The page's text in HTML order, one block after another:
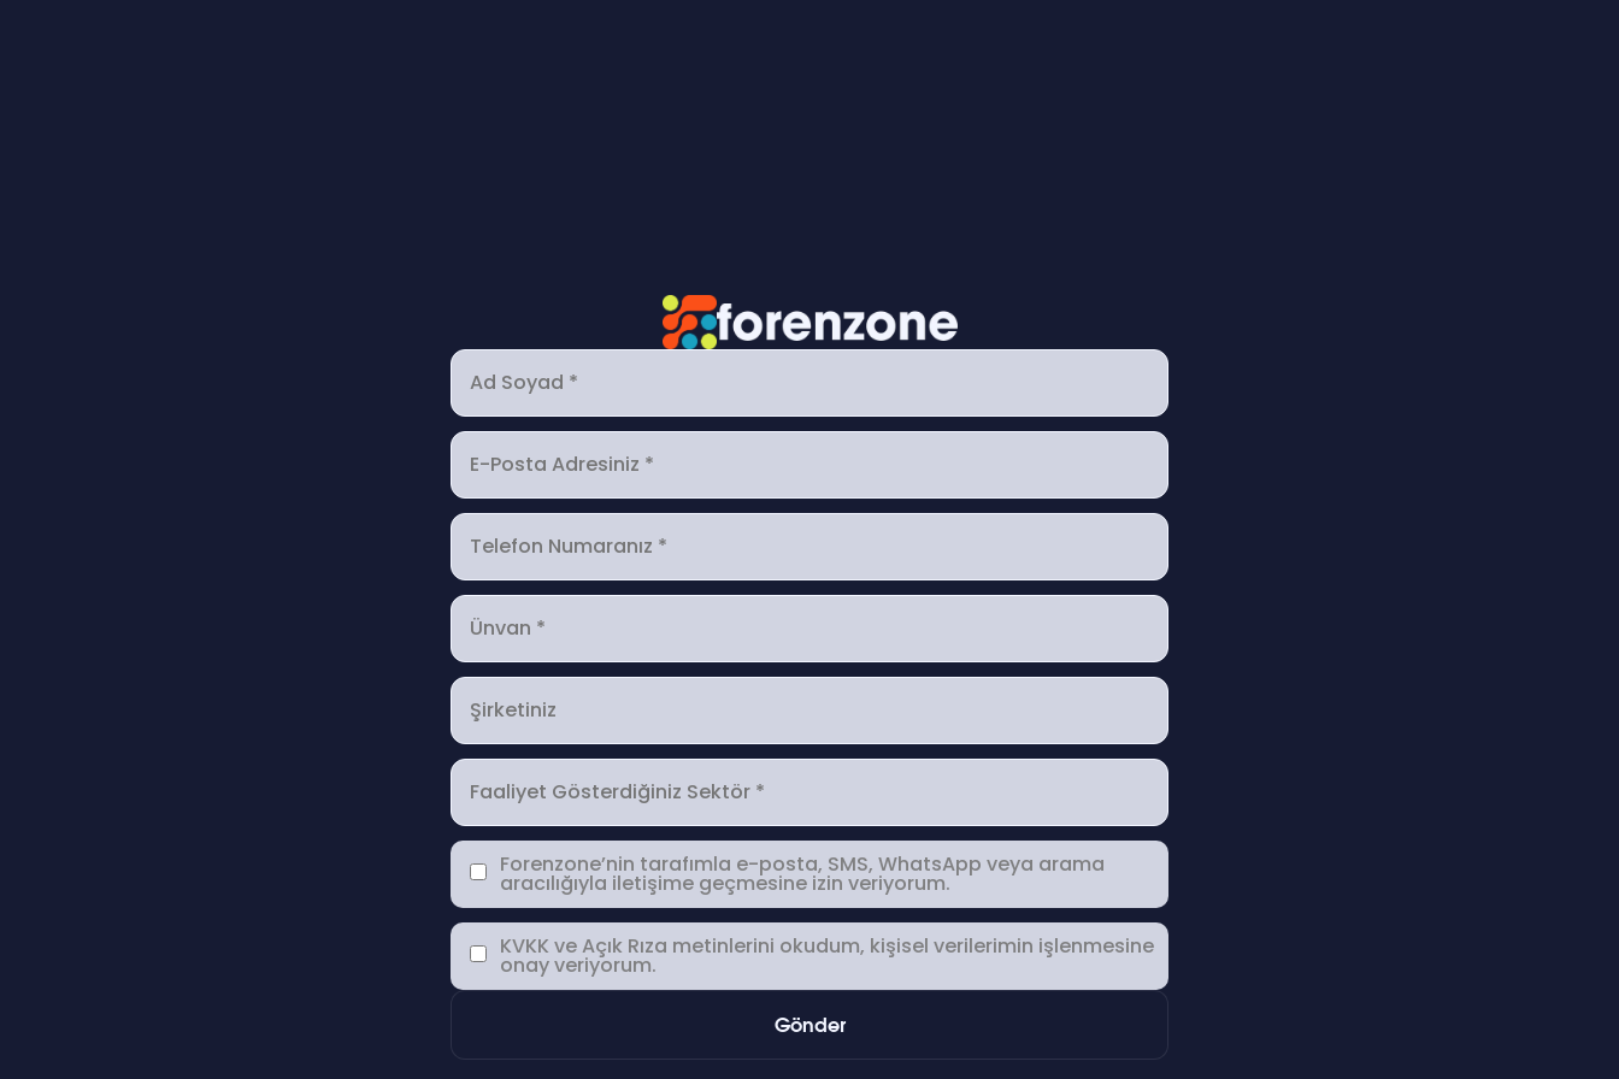
Forenzone’nin tarafımla e-posta, SMS, WhatsApp veya arama
aracılığıyla iletişime geçmesine izin veriyorum.
KVKK ve Açık Rıza metinlerini okudum, kişisel verilerimin işlenmesine
onay veriyorum.
Gönder